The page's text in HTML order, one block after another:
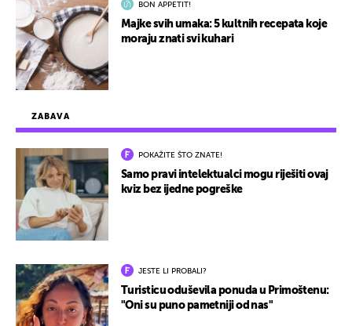
ZABAVA
POKAŽITE ŠTO ZNATE!
Samo pravi intelektualci mogu riješiti ovaj
kviz bez ijedne pogreške
JESTE LI PROBALI?
Turisticu oduševila ponuda u Primoštenu:
"Oni su puno pametniji od nas"
BON APPETIT!
Majke svih umaka: 5 kultnih recepata koje
moraju znati svi kuhari